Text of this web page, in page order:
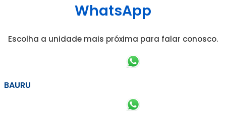
WhatsApp
Escolha a unidade mais próxima para falar conosco.
BAURU